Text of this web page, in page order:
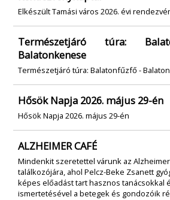
Elkészült Tamási város 2026. évi
Természetjáró túra:
Balatonkenese
Természetjáró túra: Balatonfűzfő -
Hősök Napja 2026. május 29-én
Hősök Napja 2026. május 29-én
ALZHEIMER CAFÉ
Mindenkit szeretettel várunk az
találkozójára, ahol Pelcz-Beke Zsanett
képes előadást tart hasznos tanácsokkal
ismertetésével a betegek és gondozóik